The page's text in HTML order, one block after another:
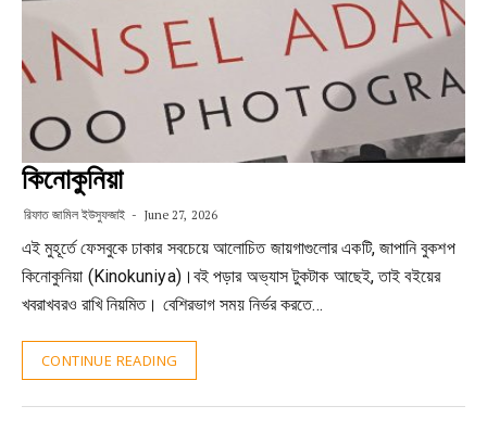
কিনোকুনিয়া
রিফাত জামিল ইউসুফজাই June 27, 2026
এই মুহূর্তে ফেসবুকে ঢাকার সবচেয়ে আলোচিত জায়গাগুলোর একটি, জাপানি বুকশপ
কিনোকুনিয়া (Kinokuniya)।বই পড়ার অভ্যাস টুকটাক আছেই, তাই বইয়ের
খবরাখবরও রাখি নিয়মিত। বেশিরভাগ সময় নির্ভর করতে…
CONTINUE READING